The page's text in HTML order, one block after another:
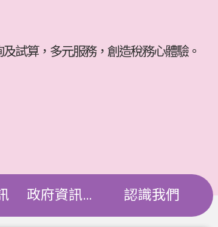
試算，多元服務，創造稅務心體驗。
政府資訊公開 認識我們